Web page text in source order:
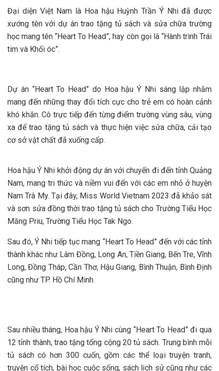
Đại diện Việt Nam là Hoa hậu Huỳnh Trần Ý Nhi đã được
xướng tên với dự án trao tặng tủ sách và sửa chữa trường
học mang tên “Heart To Head”, hay còn gọi là “Hành trình Trái
tim và Khối óc”.
Dự án “Heart To Head” do Hoa hậu Ý Nhi sáng lập nhằm
mang đến những thay đổi tích cực cho trẻ em có hoàn cảnh
khó khăn. Cô trực tiếp đến từng điểm trường vùng sâu, vùng
xa để trao tặng tủ sách và thực hiện việc sửa chữa, cải tạo
cơ sở vật chất đã xuống cấp.
Hoa hậu Ý Nhi khởi động dự án với chuyến đi đến tỉnh Quảng
Nam, mang tri thức và niềm vui đến với các em nhỏ ở huyện
Nam Trà My. Tại đây, Miss World Vietnam 2023 đã khảo sát
và sơn sửa đồng thời trao tặng tủ sách cho Trường Tiểu Học
Măng Priu, Trường Tiểu Học Tak Ngo.
Sau đó, Ý Nhi tiếp tục mang “Heart To Head” đến với các tỉnh
thành khác như Lâm Đồng, Long An, Tiền Giang, Bến Tre, Vĩnh
Long, Đồng Tháp, Cần Thơ, Hậu Giang, Bình Thuận, Bình Định
cũng như TP. Hồ Chí Minh.
Sau nhiều tháng, Hoa hậu Ý Nhi cùng “Heart To Head” đi qua
12 tỉnh thành, trao tặng tổng cộng 20 tủ sách. Trung bình mỗi
tủ sách có hơn 300 cuốn, gồm các thể loại truyện tranh,
truyện cổ tích, bài học cuộc sống, sách lịch sử cũng như các